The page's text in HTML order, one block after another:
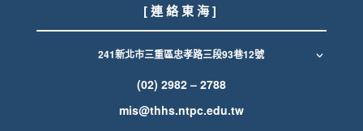
[ 連 絡 東 海 ]
241新北市三重區忠孝路三段93巷12號
(02) 2982 – 2788
mis@thhs.ntpc.edu.tw